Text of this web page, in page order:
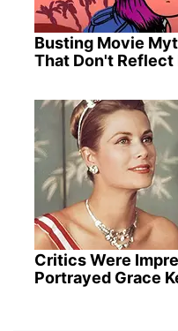
Busting Movie
That Don't Reflect
Critics Were
Portrayed Grace